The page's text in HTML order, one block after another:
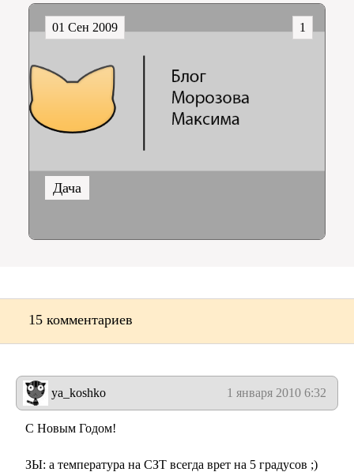
Дача
1
01 Сен 2009
15 комментариев
ya_koshko 1 января 2010 6:32
С Новым Годом!
ЗЫ: а температура на СЗТ всегда врет на 5 градусов ;)